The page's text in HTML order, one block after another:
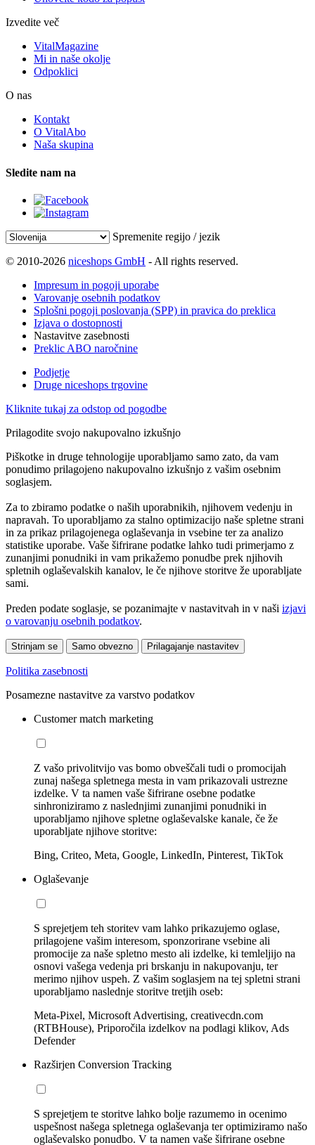
Izvedite več
VitalMagazine
Mi in naše okolje
Odpoklici
O nas
Kontakt
O VitalAbo
Naša skupina
Sledite nam na
Spremenite regijo / jezik
© 2010-2026 niceshops GmbH - All rights reserved.
Impresum in pogoji uporabe
Varovanje osebnih podatkov
Splošni pogoji poslovanja (SPP) in pravica do preklica
Izjava o dostopnosti
Nastavitve zasebnosti
Preklic ABO naročnine
Podjetje
Druge niceshops trgovine
Kliknite tukaj za odstop od pogodbe
Prilagodite svojo nakupovalno izkušnjo
Piškotke in druge tehnologije uporabljamo samo zato, da vam
ponudimo prilagojeno nakupovalno izkušnjo z vašim osebnim
soglasjem.
Za to zbiramo podatke o naših uporabnikih, njihovem vedenju in
napravah. To uporabljamo za stalno optimizacijo naše spletne strani
in za prikaz prilagojenega oglaševanja in vsebine ter za analizo
statistike uporabe. Vaše šifrirane podatke lahko tudi primerjamo z
zunanjimi ponudniki in vam prikažemo ponudbe prek njihovih
spletnih oglaševalskih kanalov, le če njihove storitve že uporabljate
sami.
Preden podate soglasje, se pozanimajte v nastavitvah in v naši izjavi
o varovanju osebnih podatkov.
Strinjam se Samo obvezno Prilagajanje nastavitev
Politika zasebnosti
Posamezne nastavitve za varstvo podatkov
Customer match marketing
Z vašo privolitvijo vas bomo obveščali tudi o promocijah
zunaj našega spletnega mesta in vam prikazovali ustrezne
izdelke. V ta namen vaše šifrirane osebne podatke
sinhroniziramo z naslednjimi zunanjimi ponudniki in
uporabljamo njihove spletne oglaševalske kanale, če že
uporabljate njihove storitve:
Bing, Criteo, Meta, Google, LinkedIn, Pinterest, TikTok
Oglaševanje
S sprejetjem teh storitev vam lahko prikazujemo oglase,
prilagojene vašim interesom, sponzorirane vsebine ali
promocije za naše spletno mesto ali izdelke, ki temleljijo na
osnovi vašega vedenja pri brskanju in nakupovanju, ter
merimo njihov uspeh. Z vašim soglasjem na tej spletni strani
uporabljamo naslednje storitve tretjih oseb:
Meta-Pixel, Microsoft Advertising, creativecdn.com
(RTBHouse), Priporočila izdelkov na podlagi klikov, Ads
Defender
Razširjen Conversion Tracking
S sprejetjem te storitve lahko bolje razumemo in ocenimo
uspešnost našega spletnega oglaševanja ter optimiziramo našo
oglaševalsko ponudbo. V ta namen vaše šifrirane osebne